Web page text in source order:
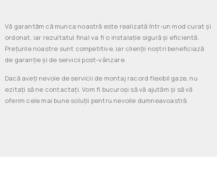
Vă garantăm că munca noastră este realizată într-un mod curat și
ordonat, iar rezultatul final va fi o instalație sigură și eficientă.
Prețurile noastre sunt competitive, iar clienții noștri beneficiază
de garanție și de servicii post-vânzare.
Dacă aveți nevoie de servicii de montaj racord flexibil gaze, nu
ezitați să ne contactați. Vom fi bucuroși să vă ajutăm și să vă
oferim cele mai bune soluții pentru nevoile dumneavoastră.